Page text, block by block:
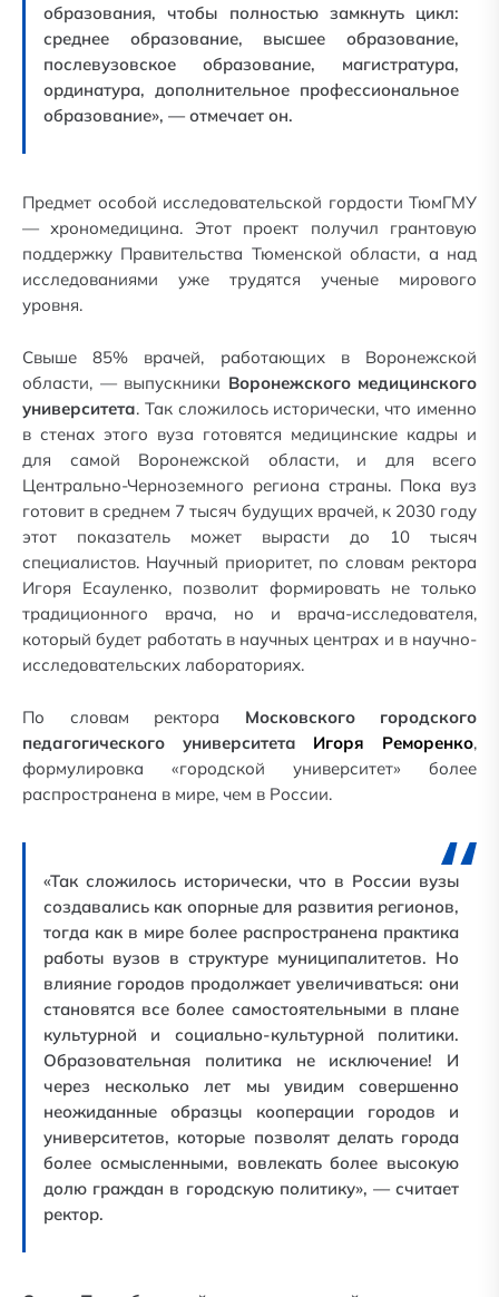
образования, чтобы полностью замкнуть цикл:
среднее образование, высшее образование,
послевузовское образование, магистратура,
ординатура, дополнительное профессиональное
образование», — отмечает он.
Предмет особой исследовательской гордости ТюмГМУ
— хрономедицина. Этот проект получил грантовую
поддержку Правительства Тюменской области, а над
исследованиями уже трудятся ученые мирового
уровня.
Свыше 85% врачей, работающих в Воронежской
области, — выпускники Воронежского медицинского
университета. Так сложилось исторически, что именно
в стенах этого вуза готовятся медицинские кадры и
для самой Воронежской области, и для всего
Центрально-Черноземного региона страны. Пока вуз
готовит в среднем 7 тысяч будущих врачей, к 2030 году
этот показатель может вырасти до 10 тысяч
специалистов. Научный приоритет, по словам ректора
Игоря Есауленко, позволит формировать не только
традиционного врача, но и врача-исследователя,
который будет работать в научных центрах и в научно-
исследовательских лабораториях.
По словам ректора Московского городского
педагогического университета
Игоря Реморенко,
формулировка «городской университет» более
распространена в мире, чем в России.
«Так сложилось исторически, что в России вузы
создавались как опорные для развития регионов,
тогда как в мире более распространена практика
работы вузов в структуре муниципалитетов. Но
влияние городов продолжает увеличиваться: они
становятся все более самостоятельными в плане
культурной и социально-культурной политики.
Образовательная политика не исключение! И
через несколько лет мы увидим совершенно
неожиданные образцы кооперации городов и
университетов, которые позволят делать города
более осмысленными, вовлекать более высокую
долю граждан в городскую политику», — считает
ректор.